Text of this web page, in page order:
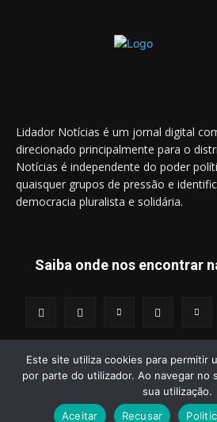
Lidador Notícias é um jornal digital
direcionado principalmente para o
Notícias é independente do poder
quaisquer grupos de pressão e
democracia pluralista e solidária.
Saiba onde nos encontrar
© 2014 - 2025 Lidador Notícias. | Todos os
Este site utiliza cookies para permitir
por parte do utilizador. Ao navegar no
sua utilização.
Aceitar
Recusar